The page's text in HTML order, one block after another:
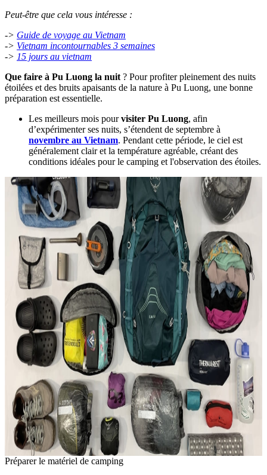
Peut-être que cela vous intéresse :
-> Guide de voyage au Vietnam
-> Vietnam incontournables 3 semaines
-> 15 jours au vietnam
Que faire à Pu Luong la nuit ? Pour profiter pleinement des nuits
étoilées et des bruits apaisants de la nature à Pu Luong, une bonne
préparation est essentielle.
Les meilleurs mois pourvisiter Pu Luong, afin
d’expérimenter ses nuits, s’étendent de septembre à
novembre au Vietnam. Pendant cette période, le ciel est
généralement clair et la température agréable, créant des
conditions idéales pour le camping et l'observation des étoiles.
Préparer le matériel de camping